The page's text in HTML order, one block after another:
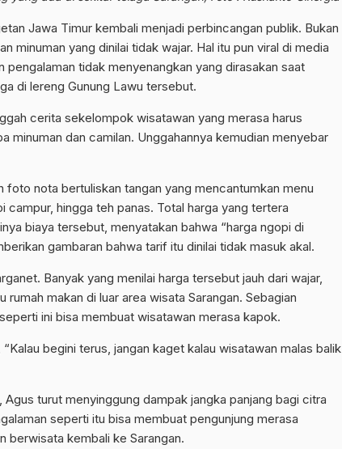
Jawa Timur kembali menjadi perbincangan publik. Bukan
minuman yang dinilai tidak wajar. Hal itu pun viral di media
tidak menyenangkan yang dirasakan saat
di lereng Gunung Lawu tersebut.
cerita sekelompok wisatawan yang merasa harus
minuman dan camilan. Unggahannya kemudian menyebar
nota bertuliskan tangan yang mencantumkan menu
hingga teh panas. Total harga yang tertera
biaya tersebut, menyatakan bahwa “harga ngopi di
gambaran bahwa tarif itu dinilai tidak masuk akal.
Banyak yang menilai harga tersebut jauh dari wajar,
makan di luar area wisata Sarangan. Sebagian
ini bisa membuat wisatawan merasa kapok.
begini terus, jangan kaget kalau wisatawan malas balik
turut menyinggung dampak jangka panjang bagi citra
seperti itu bisa membuat pengunjung merasa
berwisata kembali ke Sarangan.